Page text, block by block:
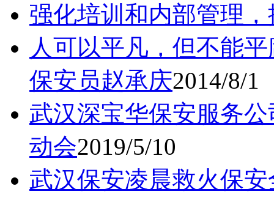
强化培训和内部管理
人可以平凡，但不能
保安员赵承庆2014/8/1
武汉深宝华保安服务
动会2019/5/10
武汉保安凌晨救火保安